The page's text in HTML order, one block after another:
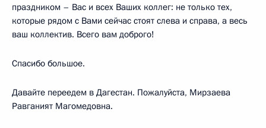
праздником – Вас и всех Ваших коллег: не только тех,
которые рядом с Вами сейчас стоят слева и справа, а весь
ваш коллектив. Всего вам доброго!
Спасибо большое.
Давайте переедем в Дагестан. Пожалуйста, Мирзаева
Равганият Магомедовна.